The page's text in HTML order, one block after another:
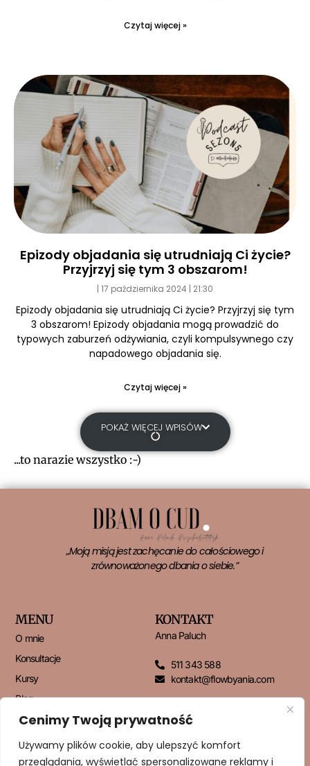
Cenimy Twoją prywatność
Używamy plików cookie, aby ulepszyć komfort
przeglądania, wyświetlać spersonalizowane reklamy i
Czytaj więcej »
Epizody objadania się utrudniają Ci życie?
Przyjrzyj się tym 3 obszarom!
17 października 2024 21:30
Epizody objadania się utrudniają Ci życie? Przyjrzyj się tym
3 obszarom! Epizody objadania mogą prowadzić do
typowych zaburzeń odżywiania, czyli kompulsywnego czy
napadowego objadania się.
Czytaj więcej »
POKAŻ WIĘCEJ WPISÓW
...to narazie wszystko :-)
„Moją misją jest zachęcanie do całościowego i
zrównoważonego dbania o siebie.”
MENU
O mnie
Konsultacje
Kursy
Blog
Kontakt
KONTAKT
Anna Paluch
511 343 588
kontakt@flowbyania.com